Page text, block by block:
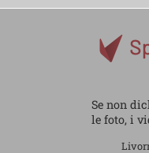
Se non
le foto, i